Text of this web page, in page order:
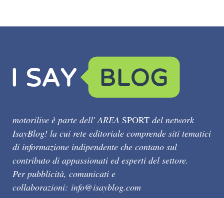
motorilive è parte dell' AREA SPORT del network
IsayBlog! la cui rete editoriale comprende siti tematici
di informazione indipendente che contano sul
contributo di appassionati ed esperti del settore.
Per pubblicità, comunicati e
collaborazioni: info@isayblog.com